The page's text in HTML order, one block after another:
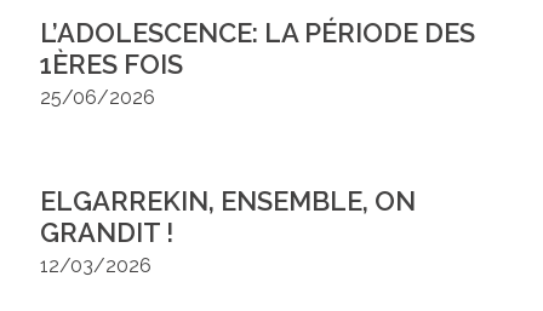
L’ADOLESCENCE: LA PÉRIODE DES
1ÈRES FOIS
25/06/2026
ELGARREKIN, ENSEMBLE, ON
GRANDIT !
12/03/2026